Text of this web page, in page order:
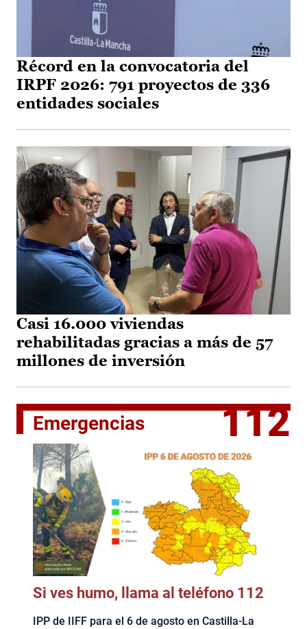
Récord en la convocatoria del
IRPF 2026: 791 proyectos de 336
entidades sociales
Casi 16.000 viviendas
rehabilitadas gracias a más de 57
millones de inversión
Emergencias 112
Si ves humo, llama al teléfono 112
IPP de IIFF para el 6 de agosto en Castilla-La